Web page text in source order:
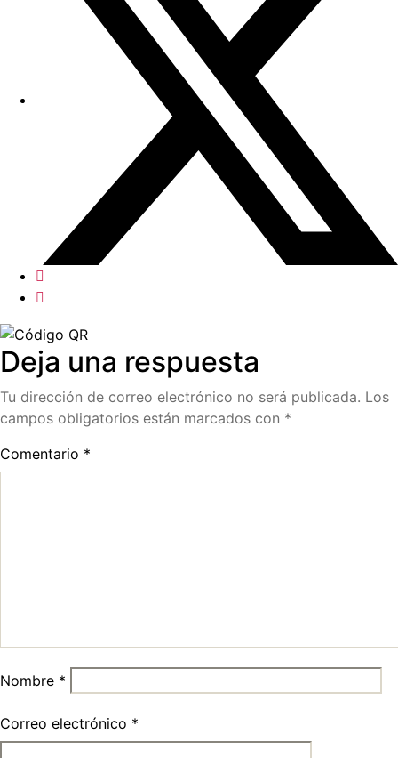
Deja una respuesta
Tu dirección de correo electrónico no será publicada. Los
campos obligatorios están marcados con *
Comentario *
Nombre *
Correo electrónico *